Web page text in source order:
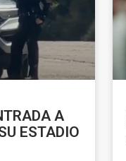
A
ESTADIO